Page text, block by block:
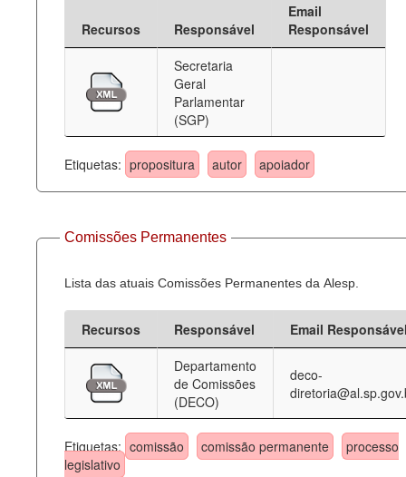
Deputados Estaduais
Administração
Agenda
Perguntas frequentes
Contato
Recursos Responsável
Email
Responsável
Secretaria
Geral
Parlamentar
(SGP)
Etiquetas: propositura autor apoiador
Comissões Permanentes
Lista das atuais Comissões Permanentes da Alesp.
Recursos Responsável
Email
Departamento
de Comissões
(DECO)
deco-
Etiquetas: comissão comissão permanente
processo
legislativo